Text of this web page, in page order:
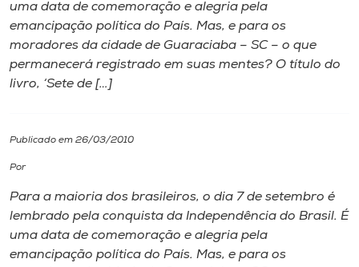
Internacionalização
I.nova
Diplomados
CPA
uma data de comemoração e alegria pela
emancipação política do País. Mas, e para os
moradores da cidade de Guaraciaba – SC – o que
permanecerá registrado em suas mentes? O título do
livro, ‘Sete de […]
Publicado em 26/03/2010
Por
Para a maioria dos brasileiros, o dia 7 de setembro é
lembrado pela conquista da Independência do Brasil. É
uma data de comemoração e alegria pela
emancipação política do País. Mas, e para os